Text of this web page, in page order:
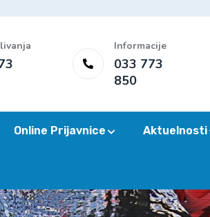
Informacije
033 773
850
Online Prijavnice Aktuelnosti